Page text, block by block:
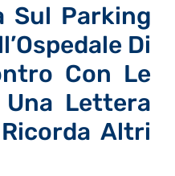
Sul Parking
Di
Con Le
Una Lettera
Altri